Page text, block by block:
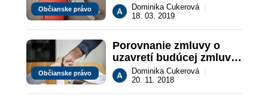
Občianske právo Dominika Cukerová
18. 03. 2019
Občianske právo
Porovnanie zmluvy o
uzavretí budúcej zmluvy
podľa Občianskeho
zákonníka a
Obchodného zákonníka
Dominika Cukerová
20. 11. 2018